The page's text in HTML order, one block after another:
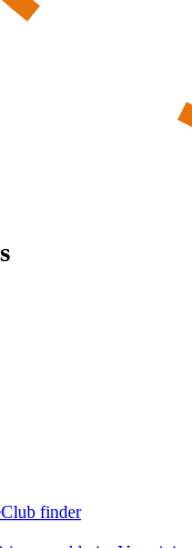
Club finder